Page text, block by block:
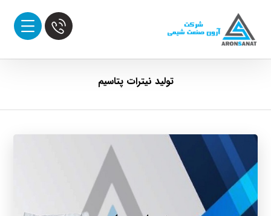
تولید نیترات پتاسیم